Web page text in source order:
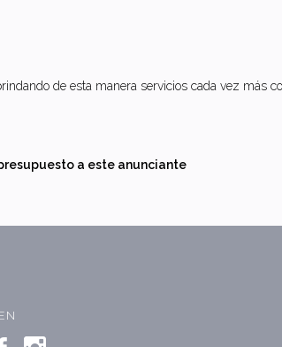
de esta manera servicios cada vez más
a este anunciante